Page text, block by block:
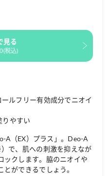
見る
税込)
ルフリー有効成分でニオイ
りやすい
A（EX）プラス」。Deo-A
で、肌への刺激を抑えなが
ックします。脇のニオイや
ができるでしょう。